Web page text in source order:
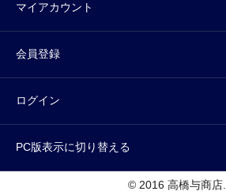
マイアカウント
会員登録
ログイン
PC版表示に切り替える
© 2016 高橋与商店.